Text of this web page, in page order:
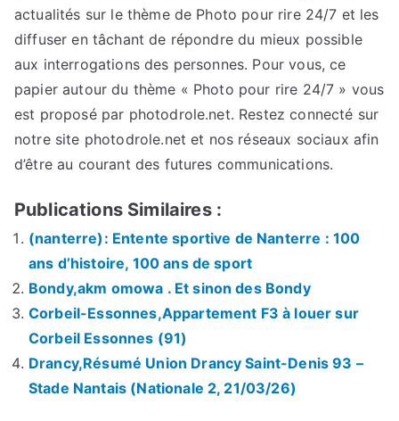
actualités sur le thème de Photo pour rire 24/7 et les
diffuser en tâchant de répondre du mieux possible
aux interrogations des personnes. Pour vous, ce
papier autour du thème « Photo pour rire 24/7 » vous
est proposé par photodrole.net. Restez connecté sur
notre site photodrole.net et nos réseaux sociaux afin
d’être au courant des futures communications.
Publications Similaires :
(nanterre): Entente sportive de Nanterre : 100
ans d’histoire, 100 ans de sport
Bondy,akm omowa . Et sinon des Bondy
Corbeil-Essonnes,Appartement F3 à louer sur
Corbeil Essonnes (91)
Drancy,Résumé Union Drancy Saint-Denis 93 –
Stade Nantais (Nationale 2, 21/03/26)